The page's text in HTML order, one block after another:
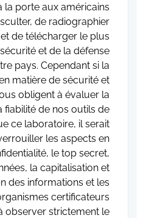
la porte aux américains
de radiographier
de télécharger le plus
et de la défense
pays. Cependant si la
matière de sécurité et
obligent à évaluer la
fiabilité de nos outils de
ce laboratoire, il serait
les aspects en
le top secret,
la capitalisation et
des informations et les
certificateurs
observer strictement le